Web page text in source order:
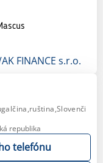
FINANCE s.r.o.
republika
telefónu